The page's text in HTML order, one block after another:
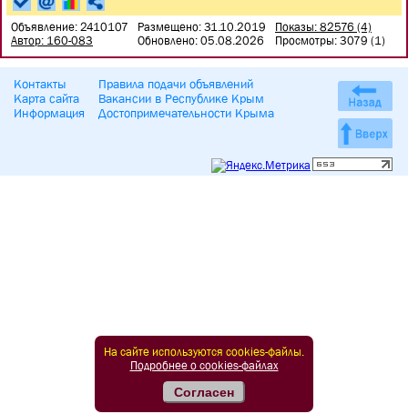
Объявление: 2410107
Автор: 160-083
Размещено: 31.10.2019
Обновлено: 05.08.2026
Показы: 82576 (4)
Просмотры: 3079 (1)
Контакты
Карта сайта
Информация
Правила подачи объявлений
Вакансии в Республике Крым
Достопримечательности Крыма
На сайте используются cookies-файлы.
Подробнее о cookies-файлах
Согласен